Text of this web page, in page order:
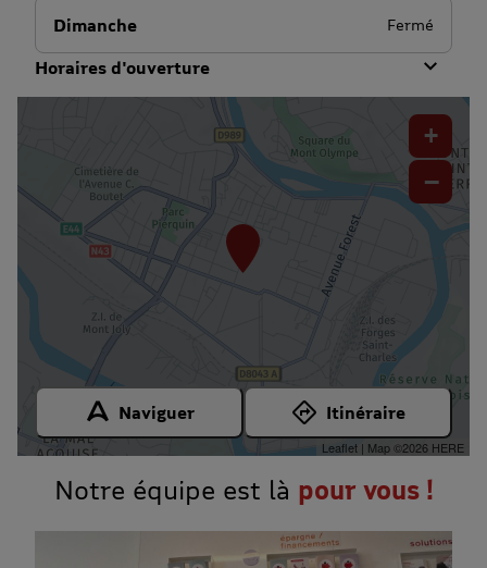
Dimanche Fermé
Horaires d'ouverture
+
−
Leaflet | Map ©2026 HERE
Naviguer Itinéraire
Notre équipe est là pour vous !